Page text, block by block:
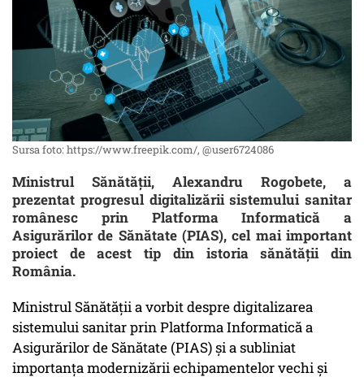
Sursa foto: https://www.freepik.com/, @user6724086
Ministrul Sănătății, Alexandru Rogobete, a
prezentat progresul digitalizării sistemului sanitar
românesc prin Platforma Informatică a
Asigurărilor de Sănătate (PIAS), cel mai important
proiect de acest tip din istoria sănătății din
România.
Ministrul Sănătății a vorbit despre digitalizarea
sistemului sanitar prin Platforma Informatică a
Asigurărilor de Sănătate (PIAS) și a subliniat
importanța modernizării echipamentelor vechi și